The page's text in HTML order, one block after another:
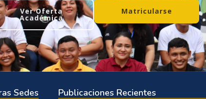
Ver Oferta
Académica
Matricularse
Sedes Publicaciones Recientes